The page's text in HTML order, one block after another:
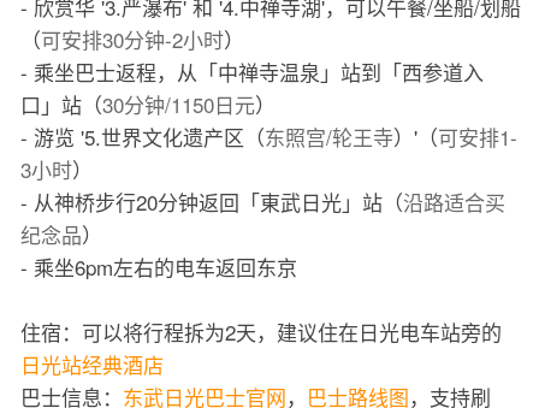
- 欣赏华 '3.严瀑布' 和 '4.中禅寺湖'，可以午餐/坐船/划船
（可安排30分钟-2小时）
- 乘坐巴士返程，从「中禅寺温泉」站到「西参道入
口」站（30分钟/1150日元）
- 游览 '5.世界文化遗产区（东照宫/轮王寺）'（可安排1-
3小时）
- 从神桥步行20分钟返回「東武日光」站（沿路适合买
纪念品）
- 乘坐6pm左右的电车返回东京
住宿：可以将行程拆为2天，建议住在日光电车站旁的
日光站经典酒店
巴士信息： 东武日光巴士官网， 巴士路线图，支持刷